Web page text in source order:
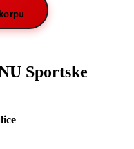
Sportske